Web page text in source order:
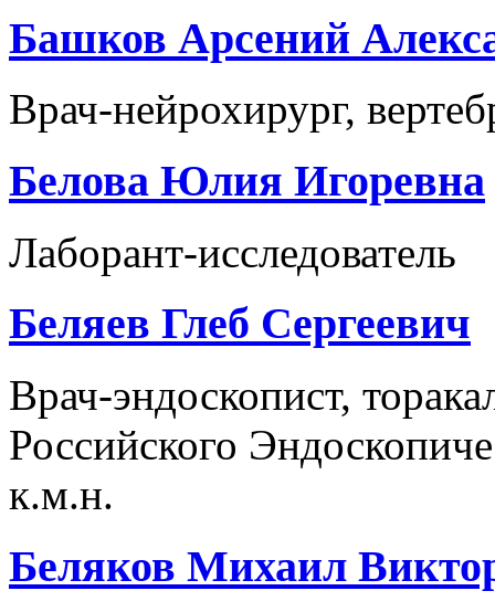
Башков Арсений
Врач-нейрохирург,
Белова Юлия Игоревна
Лаборант-исследователь
Беляев Глеб Сергеевич
Врач-эндоскопист,
Российского
к.м.н.
Беляков Михаил